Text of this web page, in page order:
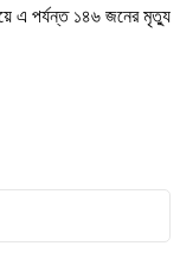
এ পর্যন্ত ১৪৬ জনের মৃত্যু